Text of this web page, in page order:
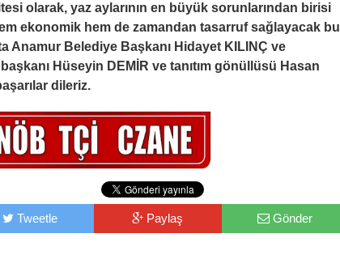
olarak, yaz aylarının en büyük sorunlarından birisi
ekonomik hem de zamandan tasarruf sağlayacak bu
Anamur Belediye Başkanı Hidayet KILINÇ ve
Hüseyin DEMİR ve tanıtım gönüllüsü Hasan
dileriz.
Tweetle Paylaş Gönder